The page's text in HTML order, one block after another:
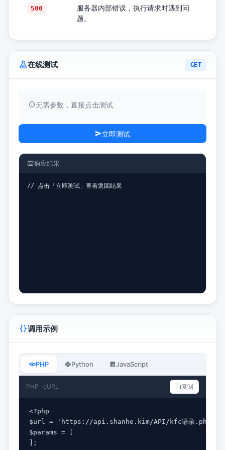
500
服务器内部错误，执行请求时遇到问
题。
在线测试 GET
无需参数，直接点击测试
立即测试
响应结果
// 点击「立即测试」查看返回结果
调用示例
PHP Python JavaScript
PHP · cURL 复制
<?php
$url = 'https://api.shanhe.kim/API/kfc语录.php';
$params = [
];